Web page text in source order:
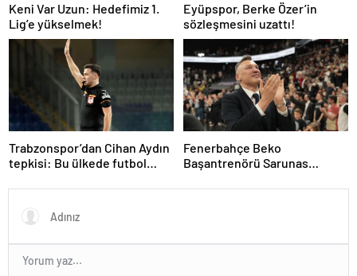
Keni Var Uzun: Hedefimiz 1.
Lig’e yükselmek!
Eyüpspor, Berke Özer’in
sözleşmesini uzattı!
Trabzonspor’dan Cihan Aydın
tepkisi: Bu ülkede futbol
Fenerbahçe Beko
Başantrenörü Sarunas
Nunn açıklaması